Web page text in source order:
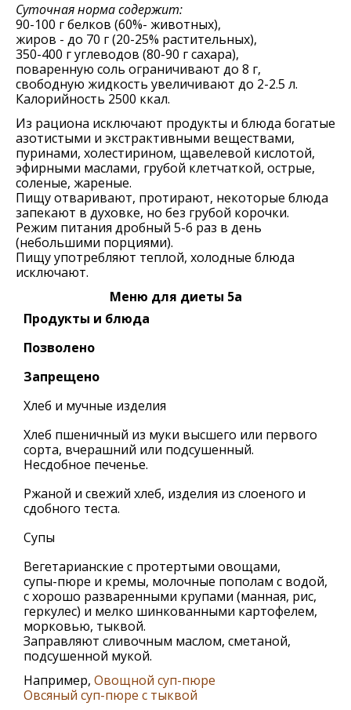
Суточная норма содержит:
90-100 г белков (60%- животных),
жиров - до 70 г (20-25% растительных),
350-400 г углеводов (80-90 г сахара),
поваренную соль ограничивают до 8 г,
свободную жидкость увеличивают до 2-2.5 л.
Калорийность 2500 ккал.
Из рациона исключают продукты и блюда богатые
азотистыми и экстрактивными веществами,
пуринами, холестирином, щавелевой кислотой,
эфирными маслами, грубой клетчаткой, острые,
соленые, жареные.
Пищу отваривают, протирают, некоторые блюда
запекают в духовке, но без грубой корочки.
Режим питания дробный 5-6 раз в день
(небольшими порциями).
Пищу употребляют теплой, холодные блюда
исключают.
Меню для диеты 5а
Продукты и блюда
Позволено
Запрещено
Хлеб и мучные изделия
Хлеб пшеничный из муки высшего или первого
сорта, вчерашний или подсушенный.
Несдобное печенье.
Ржаной и свежий хлеб, изделия из слоеного и
сдобного теста.
Супы
Вегетарианские с протертыми овощами,
супы-пюре и кремы, молочные пополам с водой,
с хорошо разваренными крупами (манная, рис,
геркулес) и мелко шинкованными картофелем,
морковью, тыквой.
Заправляют сливочным маслом, сметаной,
подсушенной мукой.
Например, Овощной суп-пюре
Овсяный суп-пюре с тыквой